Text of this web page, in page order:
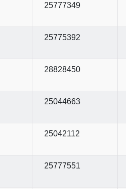
25777349
25775392
28828450
25044663
25042112
25777551